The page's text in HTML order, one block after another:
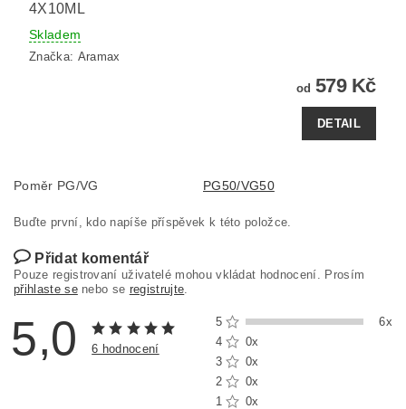
4X10ML
Skladem
Značka: Aramax
od 579 Kč
DETAIL
Poměr PG/VG PG50/VG50
Buďte první, kdo napíše příspěvek k této položce.
Přidat komentář
Pouze registrovaní uživatelé mohou vkládat hodnocení. Prosím
přihlaste senebo se registrujte
5,0 6 hodnocení
5
6x
4
0x
3
0x
2
0x
1
0x